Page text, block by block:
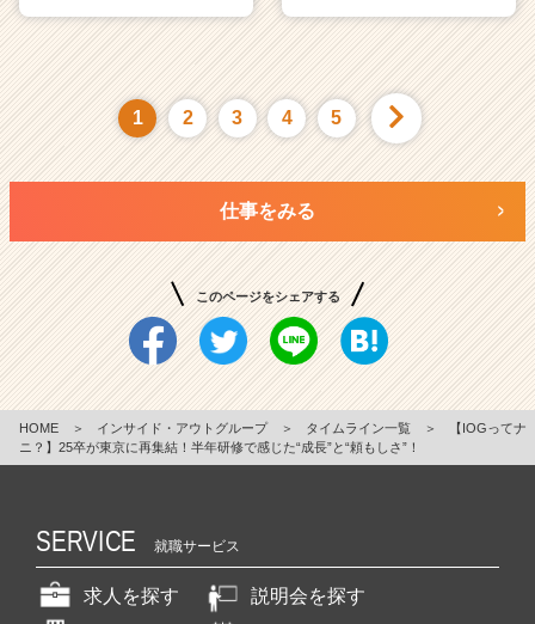
1 2 3 4 5
仕事をみる
このページをシェアする
HOME ＞ インサイド・アウトグループ ＞ タイムライン一覧 ＞
【IOGってナ
ニ？】25卒が東京に再集結！半年研修で感じた“成長”と“頼もしさ”！
SERVICE 就職サービス
求人を探す
説明会を探す